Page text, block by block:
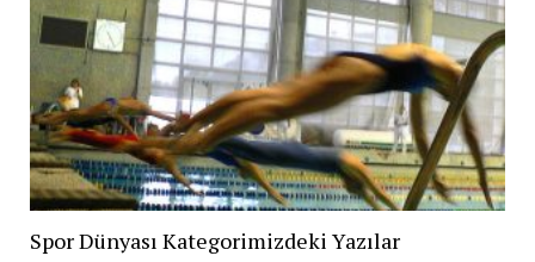
Spor Dünyası Kategorimizdeki Yazılar